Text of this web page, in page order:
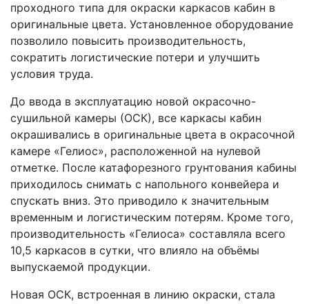
проходного типа для окраски каркасов кабин в
оригинальные цвета. Установленное оборудование
позволило повысить производительность,
сократить логистические потери и улучшить
условия труда.
До ввода в эксплуатацию новой окрасочно-
сушильной камеры (ОСК), все каркасы кабин
окрашивались в оригинальные цвета в окрасочной
камере «Гелиос», расположенной на нулевой
отметке. После катафорезного грунтования кабины
приходилось снимать с напольного конвейера и
спускать вниз. Это приводило к значительным
временным и логистическим потерям. Кроме того,
производительность «Гелиоса» составляла всего
10,5 каркасов в сутки, что влияло на объёмы
выпускаемой продукции.
Новая ОСК, встроенная в линию окраски, стала